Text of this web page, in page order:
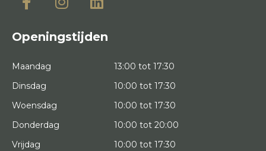
Openingstijden
Maandag
13:00 tot 17:30
Dinsdag
10:00 tot 17:30
Woensdag
10:00 tot 17:30
Donderdag
10:00 tot 20:00
Vrijdag
10:00 tot 17:30